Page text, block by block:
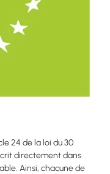
24 de la loi du 30
directement dans
Ainsi, chacune de